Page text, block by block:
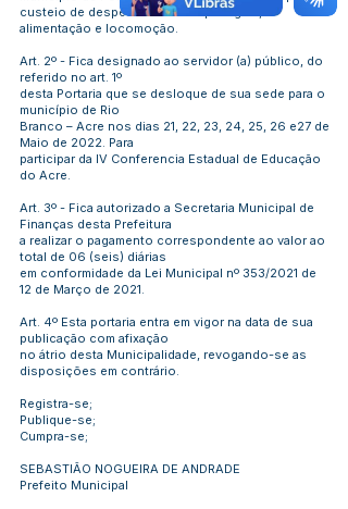
custeio de despesas com hospedagem,
alimentação e locomoção.
Art. 2º - Fica designado ao servidor (a) público, do
referido no art. 1º
desta Portaria que se desloque de sua sede para o
município de Rio
Branco – Acre nos dias 21, 22, 23, 24, 25, 26 e27 de
Maio de 2022. Para
participar da IV Conferencia Estadual de Educação
do Acre.
Art. 3º - Fica autorizado a Secretaria Municipal de
Finanças desta Prefeitura
a realizar o pagamento correspondente ao valor ao
total de 06 (seis) diárias
em conformidade da Lei Municipal nº 353/2021 de
12 de Março de 2021.
Art. 4º Esta portaria entra em vigor na data de sua
publicação com afixação
no átrio desta Municipalidade, revogando-se as
disposições em contrário.
Registra-se;
Publique-se;
Cumpra-se;
SEBASTIÃO NOGUEIRA DE ANDRADE
Prefeito Municipal